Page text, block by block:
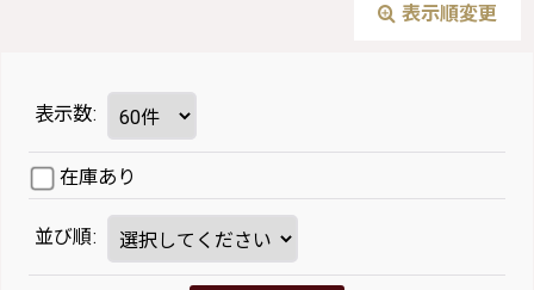
表示順変更
表示数:
在庫あり
並び順: